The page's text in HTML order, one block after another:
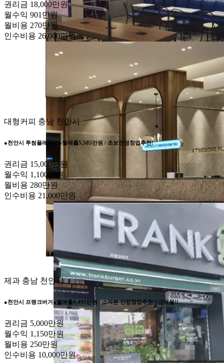
권리금 18,000만원
월수익 901만원
월비용 270만원
인수비용 26,000만원
대형커피 충남 천안시
●천안시 투썸플레이스●월매출5,505만원 / 초보안정창업추천!
권리금 15,000만원
월수익 1,100만원
월비용 280만원
인수비용 21,000만원
제과 충남 천안시
●천안시 프랭크버거●월매출4,495만원 / 소자본 안정창업추천!S급매물!!
권리금 5,000만원
월수익 1,150만원
월비용 250만원
인수비용 10,000만원